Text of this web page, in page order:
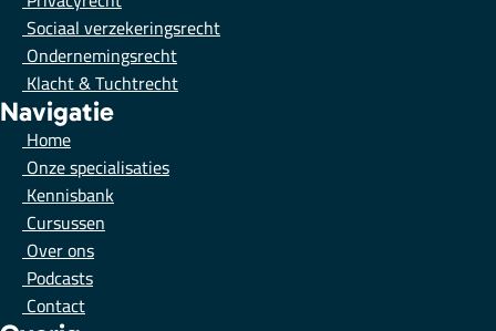
Sociaal verzekeringsrecht
Ondernemingsrecht
Klacht & Tuchtrecht
Navigatie
Home
Onze specialisaties
Kennisbank
Cursussen
Over ons
Podcasts
Contact